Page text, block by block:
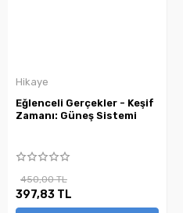
Hikaye
Eğlenceli Gerçekler - Keşif
Zamanı: Güneş Sistemi
450,00 TL
397,83 TL